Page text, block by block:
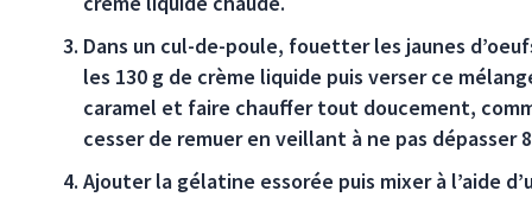
Dans un cul-de-poule, fouetter les jaunes
les 130 g de crème liquide puis verser ce
caramel et faire chauffer tout doucement,
cesser de remuer en veillant à ne pas dépasser
Ajouter la gélatine essorée puis mixer à l’aide